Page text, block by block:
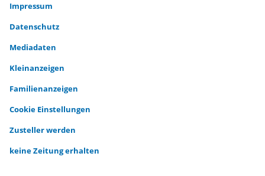
Impressum
Datenschutz
Mediadaten
Kleinanzeigen
Familienanzeigen
Cookie Einstellungen
Zusteller werden
keine Zeitung erhalten